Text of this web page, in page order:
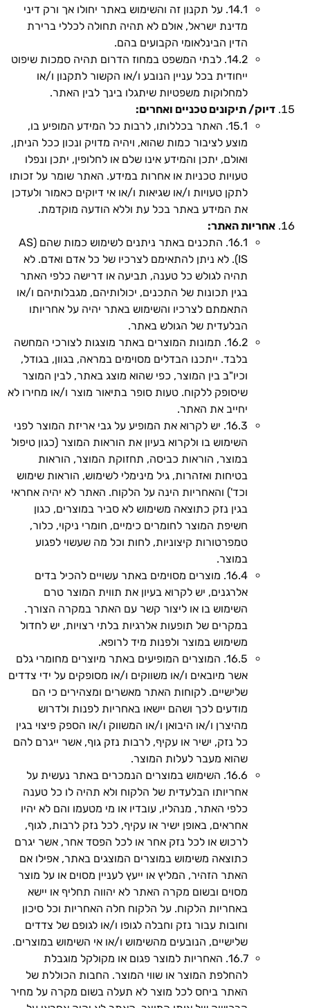
14.1. על תקנון זה והשימוש באתר יחולו אך ורק דיני
מדינת ישראל, אולם לא תהיה תחולה לכללי ברירת
הדין הבינלאומי הקבועים בהם.
14.2. לבתי המשפט במחוז הדרום תהיה סמכות שיפוט
ייחודית בכל עניין הנובע ו/או הקשור לתקנון ו/או
למחלוקות משפטיות שיתגלו בינך לבין האתר.
דיוק/ תיקונים טכניים ואחרים:
15.1. האתר בכללותו, לרבות כל המידע המופיע בו,
מוצע לציבור כמות שהוא, ויהיה מדויק ונכון ככל הניתן,
ואולם, יתכן והמידע אינו שלם או לחלופין, יתכן ונפלו
טעויות טכניות או אחרות במידע. האתר שומר על זכותו
לתקן טעויות ו/או שגיאות ו/או אי דיוקים כאמור ולעדכן
את המידע באתר בכל עת וללא הודעה מוקדמת.
אחריות האתר:
16.1. התכנים באתר ניתנים לשימוש כמות שהם (AS
IS). לא ניתן להתאימם לצרכיו של כל אדם ואדם. לא
תהיה לגולש כל טענה, תביעה או דרישה כלפי האתר
בגין תכונות של התכנים, יכולותיהם, מגבלותיהם ו/או
התאמתם לצרכיו והשימוש באתר יהיה על אחריותו
הבלעדית של הגולש באתר.
16.2. תמונות המוצרים באתר מוצגות לצורכי המחשה
בלבד. ייתכנו הבדלים מסוימים במראה, בגוון, בגודל,
וכיו"ב בין המוצר, כפי שהוא מוצג באתר, לבין המוצר
שיסופק ללקוח. טעות סופר בתיאור מוצר ו/או מחירו לא
יחייב את האתר.
16.3. יש לקרוא את המופיע על גבי אריזת המוצר לפני
השימוש בו ולקרוא בעיון את הוראות המוצר (כגון טיפול
במוצר, הוראות כביסה, תחזוקת המוצר, הוראות
בטיחות ואזהרות, גיל מינימלי לשימוש, הוראות שימוש
וכד') והאחריות הינה על הלקוח. האתר לא יהיה אחראי
בגין נזק כתוצאה משימוש לא סביר במוצרים, כגון
חשיפת המוצר לחומרים כימיים, חומרי ניקוי, כלור,
טמפרטורות קיצוניות, לחות וכל מה שעשוי לפגוע
במוצר.
16.4. מוצרים מסוימים באתר עשויים להכיל בדים
אלרגנים, יש לקרוא בעיון את תווית המוצר טרם
השימוש בו או ליצור קשר עם האתר במקרה הצורך.
במקרים של תופעות אלרגיות בלתי רצויות, יש לחדול
משימוש במוצר ולפנות מיד לרופא.
16.5. המוצרים המופיעים באתר מיוצרים מחומרי גלם
אשר מיובאים ו/או משווקים ו/או מסופקים על ידי צדדים
שלישיים. לקוחות האתר מאשרים ומצהירים כי הם
מודעים לכך ושהם יישאו באחריות לפנות ולדרוש
מהיצרן ו/או היבואן ו/או המשווק ו/או הספק פיצוי בגין
כל נזק, ישיר או עקיף, לרבות נזק גוף, אשר ייגרם להם
שהוא מעבר לעלות המוצר.
16.6. השימוש במוצרים הנמכרים באתר נעשית על
אחריותו הבלעדית של הלקוח ולא תהיה לו כל טענה
כלפי האתר, מנהליו, עובדיו או מי מטעמו והם לא יהיו
אחראים, באופן ישיר או עקיף, לכל נזק לרבות, לגוף,
לרכוש או לכל נזק אחר או לכל הפסד אחר, אשר יגרם
כתוצאה משימוש במוצרים המוצגים באתר, אפילו אם
האתר הזהיר, המליץ או ייעץ לעניין מסוים או על מוצר
מסוים ובשום מקרה האתר לא יהווה תחליף או יישא
באחריות הלקוח. על הלקוח חלה האחריות וכל סיכון
וחובות עבור נזק וחבלה לגופו ו/או לגופם של צדדים
שלישיים, הנובעים מהשימוש ו/או אי השימוש במוצרים.
16.7. האחריות למוצר פגום או מקולקל מוגבלת
להחלפת המוצר או שווי המוצר. החבות הכוללת של
האתר ביחס לכל מוצר לא תעלה בשום מקרה על מחיר